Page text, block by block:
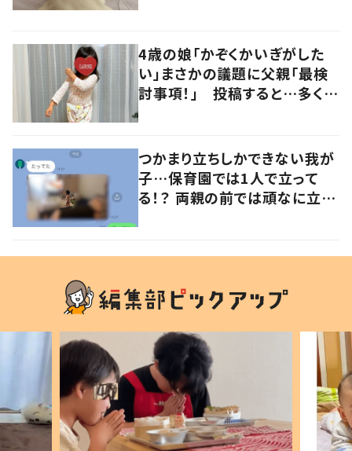
4歳の娘「かぞくかいぎがした
い」まさかの議題に父親「最検
討事項！」 投稿すると…多くの
つかまり立ちしかできない我が
子…保育園では1人で立って
る！？ 両親の前では頑なに立た